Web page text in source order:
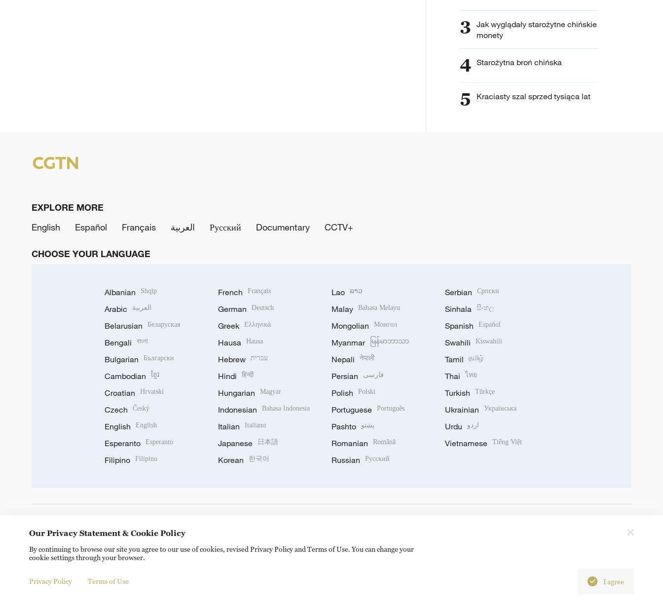
3 Jak wyglądały starożytne chińskie
monety
4 Starożytna broń chińska
5 Kraciasty szal sprzed tysiąca lat
EXPLORE MORE
English
Español Français العربية Русский Documentary CCTV+
CHOOSE YOUR LANGUAGE
Albanian Shqip
Arabic العربية
Belarusian Беларуская
Bengali বাংলা
Bulgarian Български
Cambodian ខ្មែរ
Croatian Hrvatski
Czech Český
English English
Esperanto Esperanto
Filipino Filipino
French Français
German Deutsch
Greek Ελληνικά
Hausa Hausa
Hebrew עברית
Hindi हिन्दी
Hungarian Magyar
Indonesian Bahasa Indonesia
Italian Italiano
Japanese 日本語
Korean 한국어
Lao ລາວ
Malay Bahasa Melayu
Mongolian Монгол
Myanmar မြန်မာဘာသာ
Nepali नेपाली
Persian فارسی
Polish Polski
Portuguese Português
Pashto پښتو
Romanian Română
Russian Русский
Serbian Српски
Sinhala සිංහල
Spanish Español
Swahili Kiswahili
Tamil தமிழ்
Thai ไทย
Turkish Türkçe
Ukrainian Українська
Urdu اردو
Vietnamese Tiếng Việt
Copyright © 2024 CGTN. 京ICP备20000184号
Our Privacy Statement & Cookie Policy
By continuing to browse our site you agree to our use of cookies, revised Privacy Policy and Terms of Use. You can change your
cookie settings through your browser.
Privacy Policy Terms of Use I agree